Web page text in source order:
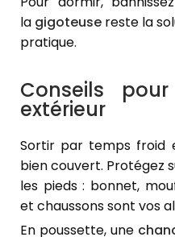
la gigoteuse reste la
pratique.
Conseils
extérieur
Sortir par temps froid
bien couvert. Protégez
les pieds : bonnet,
et chaussons sont vos
En poussette, une